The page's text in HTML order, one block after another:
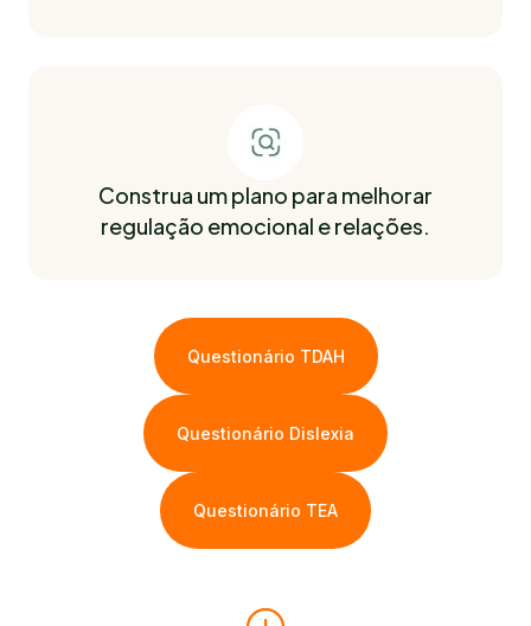
Construa um plano para melhorar
regulação emocional e relações.
Questionário TDAH
Questionário Dislexia
Questionário TEA